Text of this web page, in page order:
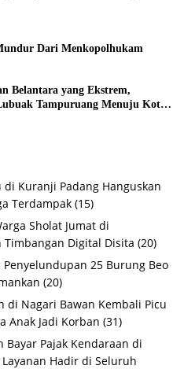
Dari Menkopolhukam
Belantara yang Ekstrem,
Tampuruang Menuju Koto
di Kuranji Padang Hanguskan
Terdampak (15)
Sholat Jumat di
Timbangan Digital Disita (20)
Penyelundupan 25 Burung Beo
(20)
di Nagari Bawan Kembali Picu
Anak Jadi Korban (31)
Bayar Pajak Kendaraan di
Hadir di Seluruh